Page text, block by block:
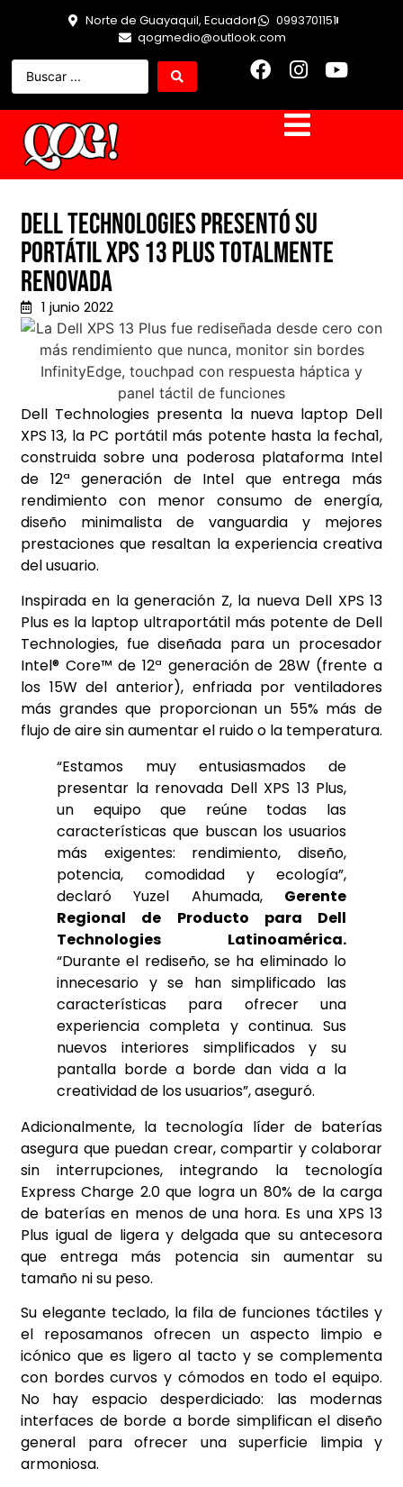
Norte de Guayaquil, Ecuador
0993701151
qogmedio@outlook.com
Dell Technologies presentó su
portátil XPS 13 Plus totalmente
renovada
1 junio 2022
Dell Technologies presenta la nueva laptop Dell
XPS 13, la PC portátil más potente hasta la fecha1,
construida sobre una poderosa plataforma Intel
de 12ª generación de Intel que entrega más
rendimiento con menor consumo de energía,
diseño minimalista de vanguardia y mejores
prestaciones que resaltan la experiencia creativa
del usuario.
Inspirada en la generación Z, la nueva Dell XPS 13
Plus es la laptop ultraportátil más potente de Dell
Technologies, fue diseñada para un procesador
Intel® Core™ de 12ª generación de 28W (frente a
los 15W del anterior), enfriada por ventiladores
más grandes que proporcionan un 55% más de
flujo de aire sin aumentar el ruido o la temperatura.
“Estamos muy entusiasmados de
presentar la renovada Dell XPS 13 Plus,
un equipo que reúne todas las
características que buscan los usuarios
más exigentes: rendimiento, diseño,
potencia, comodidad y ecología”,
declaró Yuzel Ahumada, Gerente
Regional de Producto para Dell
Technologies Latinoamérica.
“Durante el rediseño, se ha eliminado lo
innecesario y se han simplificado las
características para ofrecer una
experiencia completa y continua. Sus
nuevos interiores simplificados y su
pantalla borde a borde dan vida a la
creatividad de los usuarios”, aseguró.
Adicionalmente, la tecnología líder de baterías
asegura que puedan crear, compartir y colaborar
sin interrupciones, integrando la tecnología
Express Charge 2.0 que logra un 80% de la carga
de baterías en menos de una hora. Es una XPS 13
Plus igual de ligera y delgada que su antecesora
que entrega más potencia sin aumentar su
tamaño ni su peso.
Su elegante teclado, la fila de funciones táctiles y
el reposamanos ofrecen un aspecto limpio e
icónico que es ligero al tacto y se complementa
con bordes curvos y cómodos en todo el equipo.
No hay espacio desperdiciado: las modernas
interfaces de borde a borde simplifican el diseño
general para ofrecer una superficie limpia y
armoniosa.